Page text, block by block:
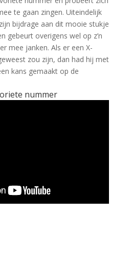
te gaan zingen. Uiteindelijk
bijdrage aan dit mooie stukje
gebeurt overigens wel op z’n
mee janken. Als er een X-
zou zijn, dan had hij met
kans gemaakt op de
nummer